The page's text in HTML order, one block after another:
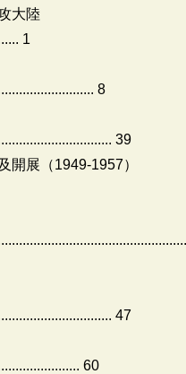
大陸
1
8
39
展（1949-1957）
47
60